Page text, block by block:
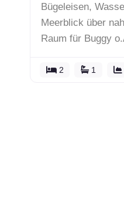
Bügeleisen,
Meerblick über
Raum für Buggy
2 1